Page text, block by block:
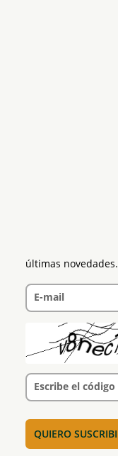
últimas novedades.
E-mail
Escribe el código